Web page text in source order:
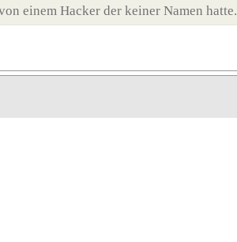
einem Hacker der keiner Namen hatte.